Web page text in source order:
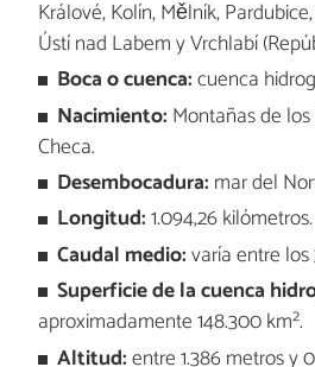
Králové, Kolín, Mělník,
Ústí nad Labem y Vrchlabí
Boca o cuenca:cuenca
Nacimiento: Montañas de
Checa.
Desembocadura: mar del
Longitud:1.094,26 kilómetros.
Caudal medio:varía entre los
Superficie de la cuenca
aproximadamente 148.300 km².
Altitud:entre 1.386 metros y